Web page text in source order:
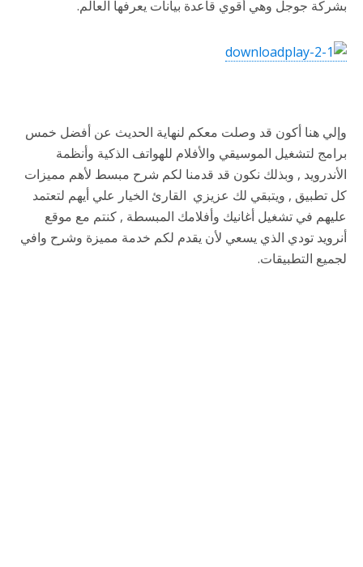
بشركة جوجل وهي أقوي قاعدة بيانات يعرفها العالم.
وإلي هنا أكون قد وصلت معكم لنهاية الحديث عن أفضل خمس
برامج لتشغيل الموسيقي والأفلام للهواتف الذكية وأنظمة
الأندرويد , وبذلك نكون قد قدمنا لكم شرح مبسط لأهم مميزات
كل تطبيق , ويتبقي لك عزيزي القارئ الخيار علي أيهم لتعتمد
عليهم في تشغيل أغانيك وأفلامك المبسطة , كنتم مع موقع
أنرويد تودي الذي يسعي لأن يقدم لكم خدمة مميزة وشرح وافي
لجميع التطبيقات.